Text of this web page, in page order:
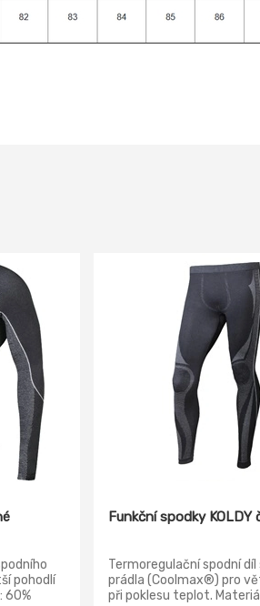
pohodlí
60%
Funkční spodky KOLDY
Termoregulační spodní díl
prádla (Coolmax®) pro
při poklesu teplot.